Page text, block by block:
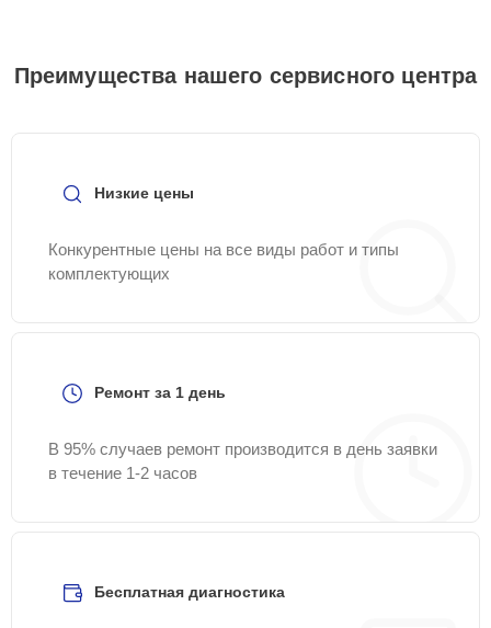
Преимущества нашего сервисного центра
Низкие цены
Конкурентные цены на все виды работ и типы
комплектующих
Ремонт за 1 день
В 95% случаев ремонт производится в день заявки
в течение 1-2 часов
Бесплатная диагностика